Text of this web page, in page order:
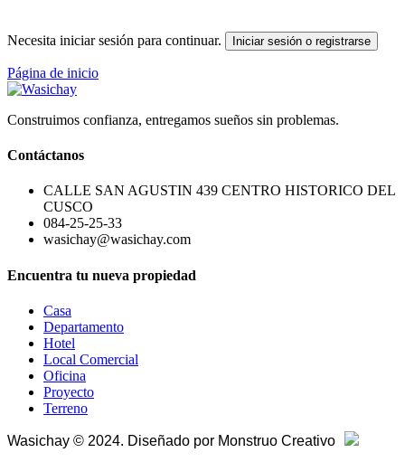
Necesita iniciar sesión para continuar. Iniciar sesión o registrarse
Página de inicio
Construimos confianza, entregamos sueños sin problemas.
Contáctanos
CALLE SAN AGUSTIN 439 CENTRO HISTORICO DEL
CUSCO
084-25-25-33
wasichay@wasichay.com
Encuentra tu nueva propiedad
Casa
Departamento
Hotel
Local Comercial
Oficina
Proyecto
Terreno
Wasichay © 2024. Diseñado por Monstruo Creativo